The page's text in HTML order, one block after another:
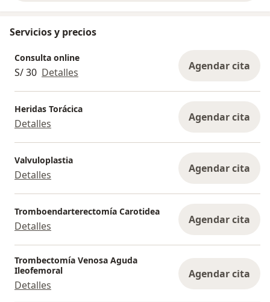
Servicios y precios
Consulta online
S/ 30 Detalles Agendar cita
Heridas Torácica
Detalles Agendar cita
Valvuloplastia
Detalles Agendar cita
Tromboendarterectomía Carotidea
Detalles Agendar cita
Trombectomía Venosa Aguda
Ileofemoral
Detalles
Agendar cita